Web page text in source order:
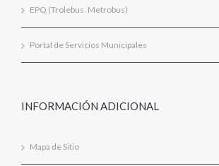
EPQ (Trolebus, Metrobus)
Portal de Servicios Municipales
INFORMACIÓN ADICIONAL
Mapa de Sitio